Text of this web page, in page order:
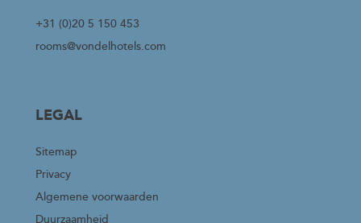
+31 (0)20 5 150 453
rooms@vondelhotels.com
LEGAL
Sitemap
Privacy
Algemene voorwaarden
Duurzaamheid